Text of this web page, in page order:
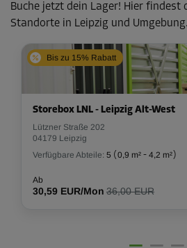
Buche jetzt dein Lager! Hier findest
Standorte in Leipzig und Umgebung.
Bis zu 15% Rabatt
Storebox LNL - Leipzig Alt-West
Lützner Straße 202
04179 Leipzig
Verfügbare Abteile: 5 (0,9 m² - 4,2 m²)
Ab
30,59 EUR/Mon 36,00 EUR